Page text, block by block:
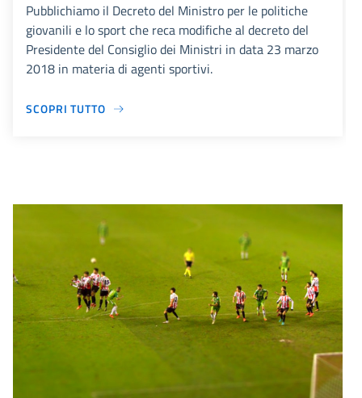
Pubblichiamo il Decreto del Ministro per le politiche
giovanili e lo sport che reca modifiche al decreto del
Presidente del Consiglio dei Ministri in data 23 marzo
2018 in materia di agenti sportivi.
SCOPRI TUTTO